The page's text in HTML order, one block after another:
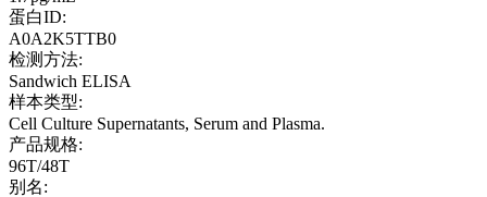
蛋白ID:
A0A2K5TTB0
检测方法:
Sandwich ELISA
样本类型:
Cell Culture Supernatants, Serum and Plasma.
产品规格:
96T/48T
别名: